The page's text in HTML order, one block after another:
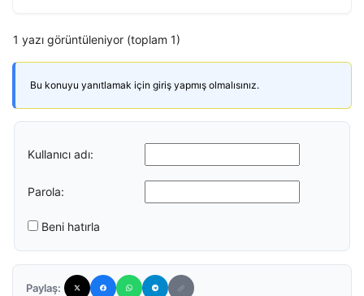
1 yazı görüntüleniyor (toplam 1)
Bu konuyu yanıtlamak için giriş yapmış olmalısınız.
Kullanıcı adı:
Parola:
Beni hatırla
Paylaş: